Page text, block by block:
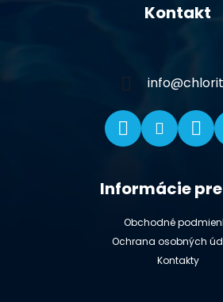
Kontakt
info@
Informácie
Obchodné
Ochrana osobných
Kontakty